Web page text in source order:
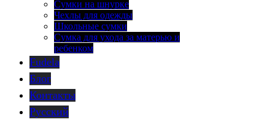
Сумки на шнурке
Чехлы для одежды
Школьные сумки
Сумка для ухода за матерью и
ребенком
Fudela
Блог
Контакты
Русский